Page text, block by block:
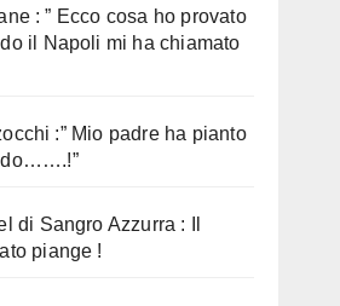
: ” Ecco cosa ho provato
il Napoli mi ha chiamato
:” Mio padre ha pianto
di Sangro Azzurra : Il
piange !